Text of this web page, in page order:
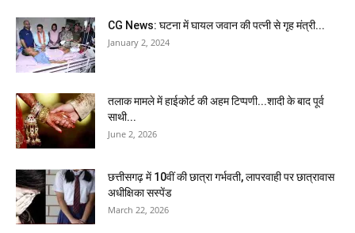
CG News: घटना में घायल जवान की पत्नी से गृह मंत्री...
January 2, 2024
तलाक मामले में हाईकोर्ट की अहम टिप्पणी...शादी के बाद पूर्व
साथी...
June 2, 2026
छत्तीसगढ़ में 10वीं की छात्रा गर्भवती, लापरवाही पर छात्रावास
अधीक्षिका सस्पेंड
March 22, 2026